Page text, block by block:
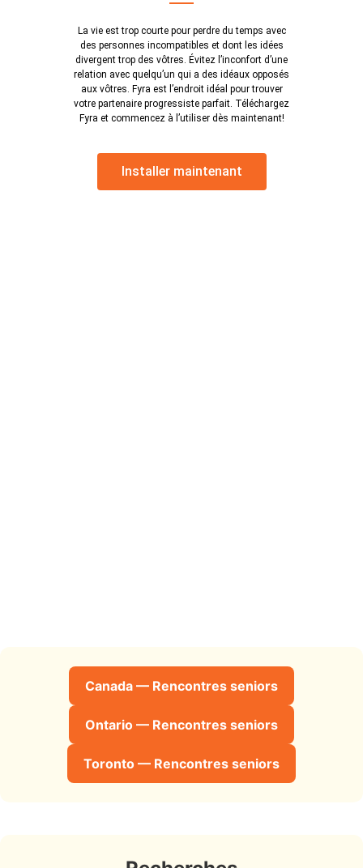
La vie est trop courte pour perdre du temps avec
des personnes incompatibles et dont les idées
divergent trop des vôtres. Évitez l’inconfort d’une
relation avec quelqu’un qui a des idéaux opposés
aux vôtres. Fyra est l’endroit idéal pour trouver
votre partenaire progressiste parfait. Téléchargez
Fyra et commencez à l’utiliser dès maintenant!
Installer maintenant
Canada — Rencontres seniors
Ontario — Rencontres seniors
Toronto — Rencontres seniors